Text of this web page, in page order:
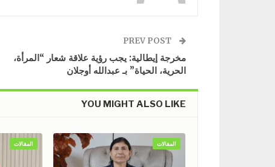
مخرجة إيطالية: يجب رؤية علاقة شعار “المرأة،
الحرية، الحياة” بـ عبدالله أوجلان
YOU MIGHT ALSO LIKE
المقالات المقالات